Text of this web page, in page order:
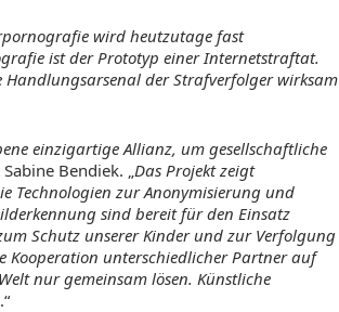
wird heutzutage fast
ist der Prototyp einer Internetstraftat.
der Strafverfolger wirksam
einzigartige Allianz, um gesellschaftliche
Bendiek. „ Das Projekt zeigt
Technologien zur Anonymisierung und
sind bereit für den Einsatz
Schutz unserer Kinder und zur Verfolgung
Kooperation unterschiedlicher Partner auf
nur gemeinsam lösen. Künstliche
.“